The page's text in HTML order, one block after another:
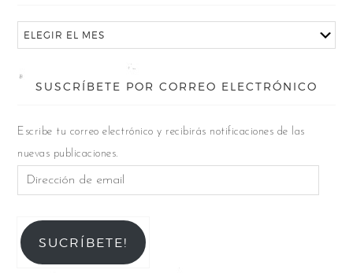
SUSCRÍBETE POR CORREO ELECTRÓNICO
Escribe tu correo electrónico y recibirás notificaciones de las
nuevas publicaciones.
SUCRÍBETE!